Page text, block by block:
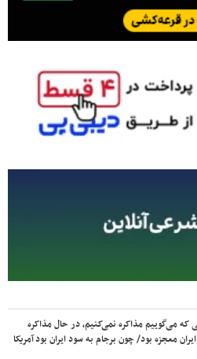
که می‌گوییم مذاکره نمی‌کنیم، در حال مذاکره
معجزه بود/ چون برجام به سود ایران بود آمریکا